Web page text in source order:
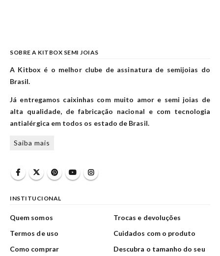
SOBRE A KITBOX SEMI JOIAS
A Kitbox é o melhor clube de assinatura de semijoias do
Brasil.
Já entregamos caixinhas com muito amor e semi joias de
alta qualidade, de fabricação nacional e com tecnologia
antialérgica em todos os estado de Brasil.
Saiba mais
INSTITUCIONAL
Quem somos
Termos de uso
Como comprar
Trocas e devoluções
Cuidados com o produto
Descubra o tamanho do seu